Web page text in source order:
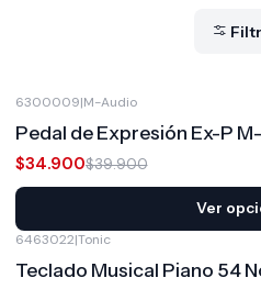
6300009|M-Audio
Pedal de Expresión Ex-P
$34.900$39.900
Ver
6463022|Tonic
Teclado Musical Piano 54